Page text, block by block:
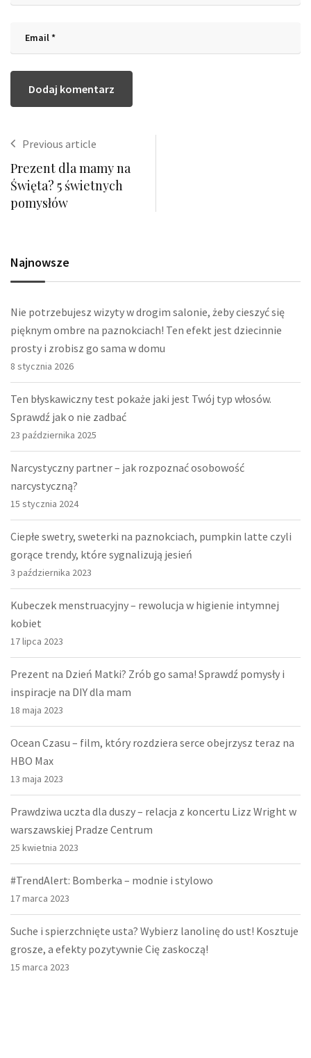
Previous article
Prezent dla mamy na
Święta? 5 świetnych
pomysłów
Najnowsze
Nie potrzebujesz wizyty w drogim salonie, żeby cieszyć się
pięknym ombre na paznokciach! Ten efekt jest dziecinnie
prosty i zrobisz go sama w domu
8 stycznia 2026
Ten błyskawiczny test pokaże jaki jest Twój typ włosów.
Sprawdź jak o nie zadbać
23 października 2025
Narcystyczny partner – jak rozpoznać osobowość
narcystyczną?
15 stycznia 2024
Ciepłe swetry, sweterki na paznokciach, pumpkin latte czyli
gorące trendy, które sygnalizują jesień
3 października 2023
Kubeczek menstruacyjny – rewolucja w higienie intymnej
kobiet
17 lipca 2023
Prezent na Dzień Matki? Zrób go sama! Sprawdź pomysły i
inspiracje na DIY dla mam
18 maja 2023
Ocean Czasu – film, który rozdziera serce obejrzysz teraz na
HBO Max
13 maja 2023
Prawdziwa uczta dla duszy – relacja z koncertu Lizz Wright w
warszawskiej Pradze Centrum
25 kwietnia 2023
#TrendAlert: Bomberka – modnie i stylowo
17 marca 2023
Suche i spierzchnięte usta? Wybierz lanolinę do ust! Kosztuje
grosze, a efekty pozytywnie Cię zaskoczą!
15 marca 2023